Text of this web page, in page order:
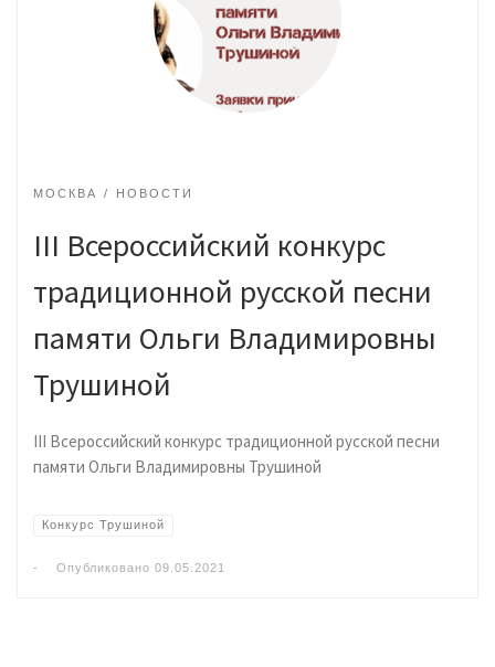
МОСКВА НОВОСТИ
III Всероссийский конкурс
традиционной русской песни
памяти Ольги Владимировны
Трушиной
III Всероссийский конкурс традиционной русской песни
памяти Ольги Владимировны Трушиной
Конкурс Трушиной
- Опубликовано 09.05.2021